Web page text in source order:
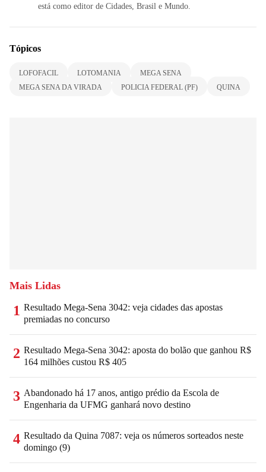
está como editor de Cidades, Brasil e Mundo.
Tópicos
LOFOFACIL LOTOMANIA
MEGA SENA
MEGA SENA DA VIRADA
POLICIA FEDERAL (PF) QUINA
Mais Lidas
1 Resultado Mega-Sena 3042: veja cidades das apostas
premiadas no concurso
2 Resultado Mega-Sena 3042: aposta do bolão que ganhou R$
164 milhões custou R$ 405
3 Abandonado há 17 anos, antigo prédio da Escola de
Engenharia da UFMG ganhará novo destino
4 Resultado da Quina 7087: veja os números sorteados neste
domingo (9)